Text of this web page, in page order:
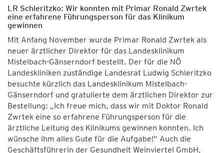
LR Schleritzko: Wir konnten mit Primar Ronald Zwrtek
eine erfahrene Führungsperson für das Klinikum
gewinnen
Mit Anfang November wurde Primar Ronald Zwrtek als
neuer ärztlicher Direktor für das Landesklinikum
Mistelbach-Gänserndorf bestellt. Der für die NÖ
Landeskliniken zuständige Landesrat Ludwig Schleritzko
besuchte kürzlich das Landesklinikum Mistelbach-
Gänserndorf und gratulierte dem ärztlichen Direktor zur
Bestellung: „Ich freue mich, dass wir mit Doktor Ronald
Zwrtek eine so erfahrene Führungsperson für die
ärztliche Leitung des Klinikums gewinnen konnten. Ich
wünsche ihm alles Gute für die Aufgabe!“ Auch die
Geschäftsführerin der Gesundheit Weinviertel GmbH,